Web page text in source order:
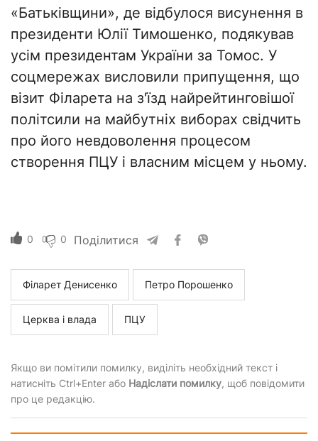
«Батьківщини», де відбулося висунення в
президенти Юлії Тимошенко, подякував
усім президентам України за Томос. У
соцмережах висловили припущення, що
візит Філарета на з'їзд найрейтинговішої
політсили на майбутніх виборах свідчить
про його невдоволення процесом
створення ПЦУ і власним місцем у ньому.
0 0 Поділитися
Філарет Денисенко Петро Порошенко
Церква і влада ПЦУ
Якщо ви помітили помилку, виділіть необхідний текст і
натисніть Ctrl+Enter або Надіслати помилку, щоб повідомити
про це редакцію.